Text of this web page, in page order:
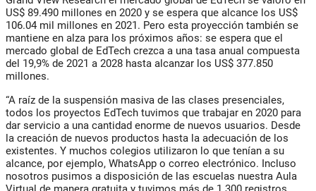
US$ 89.490 millones en 2020 y se espera que alcance los US$
106.04 mil millones en 2021. Pero esta proyección también se
mantiene en alza para los próximos años: se espera que el
mercado global de EdTech crezca a una tasa anual compuesta
del 19,9% de 2021 a 2028 hasta alcanzar los US$ 377.850
millones.
“A raíz de la suspensión masiva de las clases presenciales,
todos los proyectos EdTech tuvimos que trabajar en 2020 para
dar servicio a una cantidad enorme de nuevos usuarios. Desde
la creación de nuevos productos hasta la adecuación de los
existentes. Y muchos colegios utilizaron lo que tenían a su
alcance, por ejemplo, WhatsApp o correo electrónico. Incluso
nosotros pusimos a disposición de las escuelas nuestra Aula